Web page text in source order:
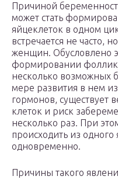
Причиной
может стать
яйцеклеток в одном
встречается не часто,
женщин. Обусловлено
формировании
несколько возможных
мере развития в нем
гормонов, существует
клеток и риск
несколько раз. При
происходить из
одновременно.
Причины такого